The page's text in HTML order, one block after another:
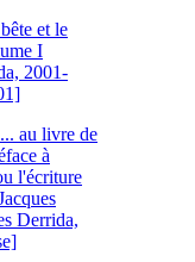
et le
I
2001-
au livre de
à
l'écriture
Derrida,